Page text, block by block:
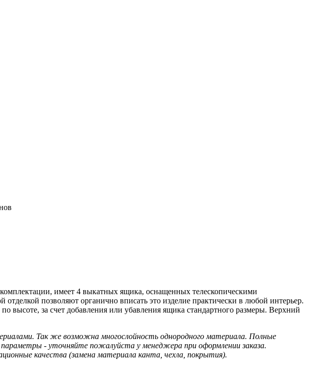
имеет 4 выкатных ящика, оснащенных телескопическими
позволяют органично вписать это изделие практически в любой интерьер.
за счет добавления или убавления ящика стандартного размеры. Верхний
Так же возможна многослойность однородного материала. Полные
- уточняйте пожалуйста у менеджера при оформлении заказа.
качества (замена материала канта, чехла, покрытия).